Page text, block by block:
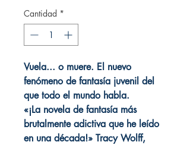
Cantidad *
Vuela... o muere. El nuevo
fenómeno de fantasía juvenil del
que todo el mundo habla.
«¡La novela de fantasía más
brutalmente adictiva que he leído
en una década!» Tracy Wolff,